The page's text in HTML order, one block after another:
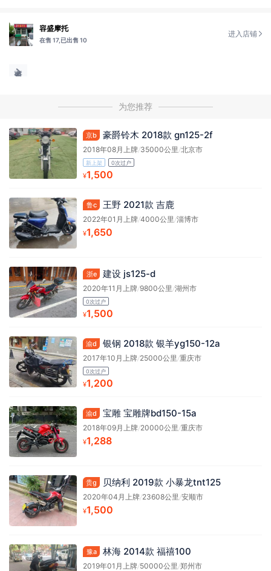
容盛摩托
在售 17, 已出售 10
进入店铺
为您推荐
京b 豪爵铃木 2018款 gn125-2f
2018年08月上牌/35000公里/北京市
新上架 0次过户
¥1,500
鲁c 王野 2021款 吉鹿
2022年01月上牌/4000公里 /淄博市
¥1,650
浙e 建设 js125-d
2020年11月上牌/9800公里 /湖州市
0次过户
¥1,500
渝d 银钢 2018款 银羊yg150-12a
2017年10月上牌/25000公里 /重庆市
0次过户
¥1,200
渝d 宝雕 宝雕牌bd150-15a
2018年09月上牌/20000公里 /重庆市
¥1,288
贵g 贝纳利 2019款 小暴龙tnt125
2020年04月上牌/23608公里 /安顺市
¥1,500
豫a 林海 2014款 福禧100
2019年01月上牌/50000公里 /郑州市